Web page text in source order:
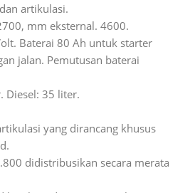
artikulasi.
mm eksternal. 4600.
Baterai 80 Ah untuk starter
jalan. Pemutusan baterai
Diesel: 35 liter.
yang dirancang khusus
didistribusikan secara merata